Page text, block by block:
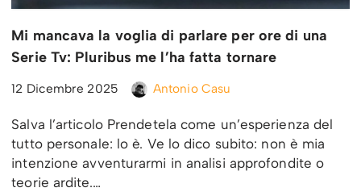
Mi mancava la voglia di parlare per ore di una
Serie Tv: Pluribus me l’ha fatta tornare
12 Dicembre 2025 Antonio Casu
Salva l’articolo Prendetela come un’esperienza del
tutto personale: lo è. Ve lo dico subito: non è mia
intenzione avventurarmi in analisi approfondite o
teorie ardite.…